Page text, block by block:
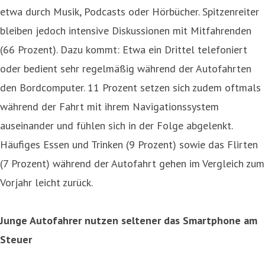
etwa durch Musik, Podcasts oder Hörbücher. Spitzenreiter
bleiben jedoch intensive Diskussionen mit Mitfahrenden
(66 Prozent). Dazu kommt: Etwa ein Drittel telefoniert
oder bedient sehr regelmäßig während der Autofahrten
den Bordcomputer. 11 Prozent setzen sich zudem oftmals
während der Fahrt mit ihrem Navigationssystem
auseinander und fühlen sich in der Folge abgelenkt.
Häufiges Essen und Trinken (9 Prozent) sowie das Flirten
(7 Prozent) während der Autofahrt gehen im Vergleich zum
Vorjahr leicht zurück.
Junge Autofahrer nutzen seltener das Smartphone am
Steuer